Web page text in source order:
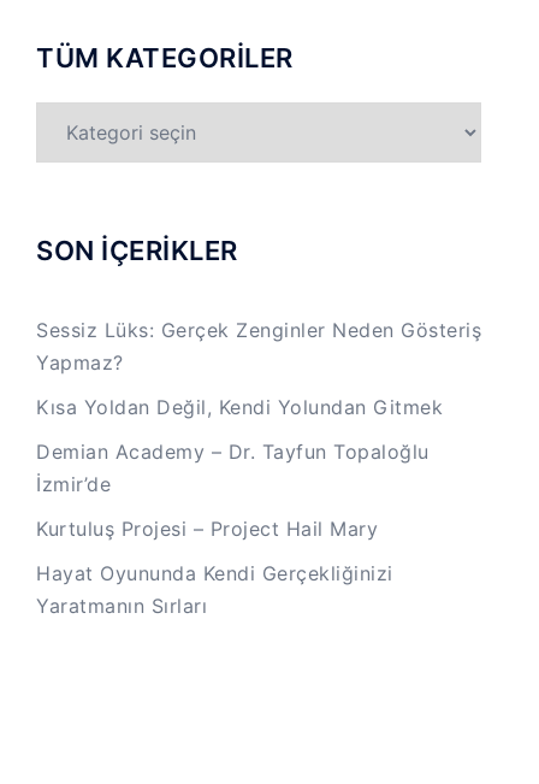
TÜM KATEGORİLER
KATEGORİLER
SON İÇERİKLER
Sessiz Lüks: Gerçek Zenginler Neden Gösteriş
Yapmaz?
Kısa Yoldan Değil, Kendi Yolundan Gitmek
Demian Academy – Dr. Tayfun Topaloğlu
İzmir’de
Kurtuluş Projesi – Project Hail Mary
Hayat Oyununda Kendi Gerçekliğinizi
Yaratmanın Sırları